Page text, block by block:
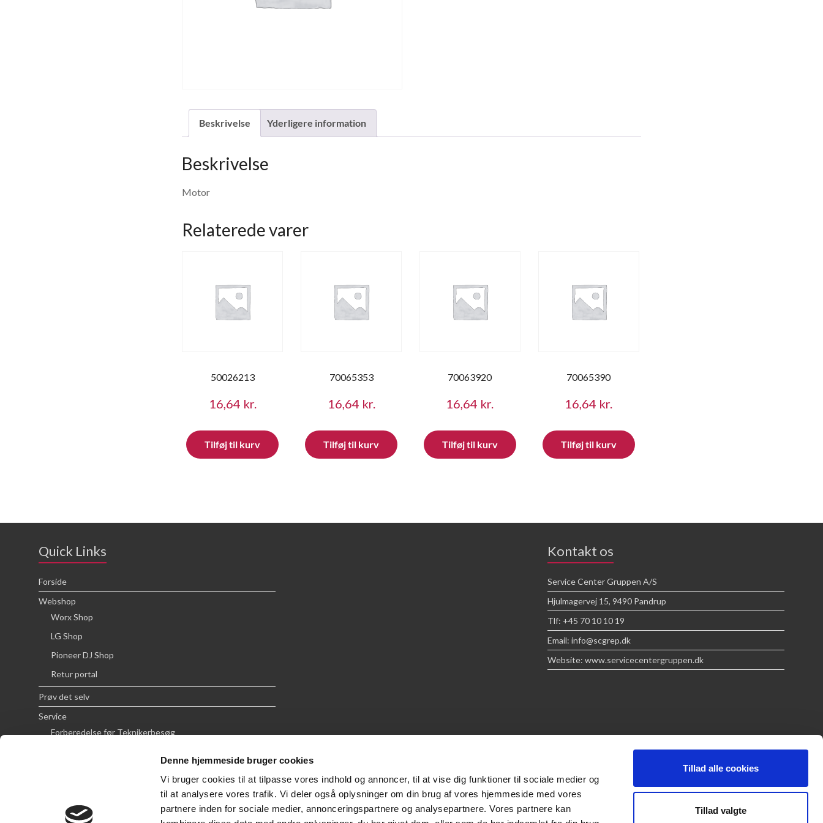
Denne hjemmeside bruger cookies
Vi bruger cookies til at tilpasse vores indhold og annoncer, til at vise dig funktioner til sociale medier og
til at analysere vores trafik. Vi deler også oplysninger om din brug af vores hjemmeside med vores
partnere inden for sociale medier, annonceringspartnere og analysepartnere. Vores partnere kan
Tillad alle cookies
Tillad valgte
Beskrivelse Yderligere information
Beskrivelse
Motor
Relaterede varer
50026213
16,64 kr.
Tilføj til kurv
70065353
16,64 kr.
Tilføj til kurv
70063920
16,64 kr.
Tilføj til kurv
70065390
16,64 kr.
Tilføj til kurv
Quick Links
Forside
Webshop
Worx Shop
LG Shop
Pioneer DJ Shop
Retur portal
Prøv det selv
Service
Forberedelse før Teknikerbesøg
Handelsbetingelser
Kontakt os
Service Center Gruppen A/S
Hjulmagervej 15, 9490 Pandrup
Tlf: +45 70 10 10 19
Email: info@scgrep.dk
Website: www.servicecentergruppen.dk